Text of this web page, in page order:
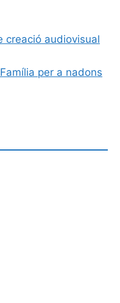
creació audiovisual
per a nadons